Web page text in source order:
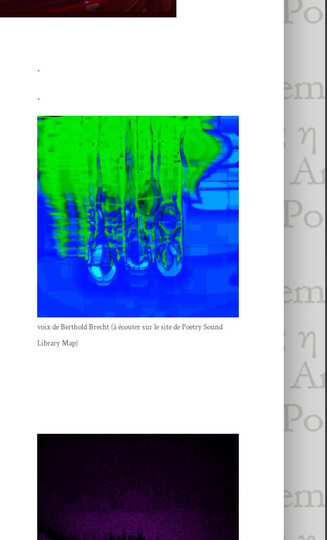
.
.
voix de Berthold Brecht (à écouter sur le site de Poet­ry Sound
Library Map)